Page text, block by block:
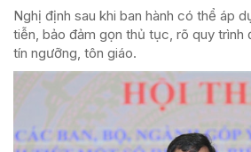
Nghị định sau khi ban hành có thể áp
tiễn, bảo đảm gọn thủ tục, rõ quy trình
tín ngưỡng, tôn giáo.